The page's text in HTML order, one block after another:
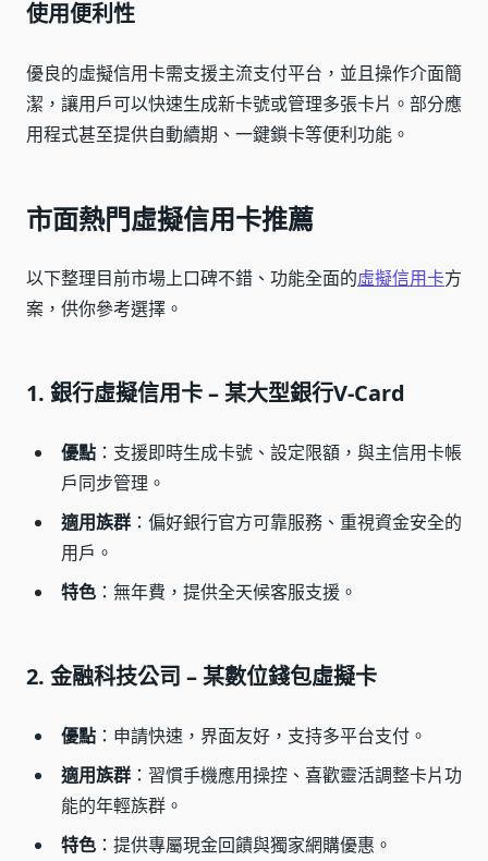
使用便利性
優良的虛擬信用卡需支援主流支付平台，並且操作介面簡
潔，讓用戶可以快速生成新卡號或管理多張卡片。部分應
用程式甚至提供自動續期、一鍵鎖卡等便利功能。
市面熱門虛擬信用卡推薦
以下整理目前市場上口碑不錯、功能全面的虛擬信用卡方
案，供你參考選擇。
1. 銀行虛擬信用卡 – 某大型銀行V-Card
優點 ：支援即時生成卡號、設定限額，與主信用卡帳
戶同步管理。
適用族群 ：偏好銀行官方可靠服務、重視資金安全的
用戶。
特色 ：無年費，提供全天候客服支援。
2. 金融科技公司 – 某數位錢包虛擬卡
優點 ：申請快速，界面友好，支持多平台支付。
適用族群 ：習慣手機應用操控、喜歡靈活調整卡片功
能的年輕族群。
特色 ：提供專屬現金回饋與獨家網購優惠。